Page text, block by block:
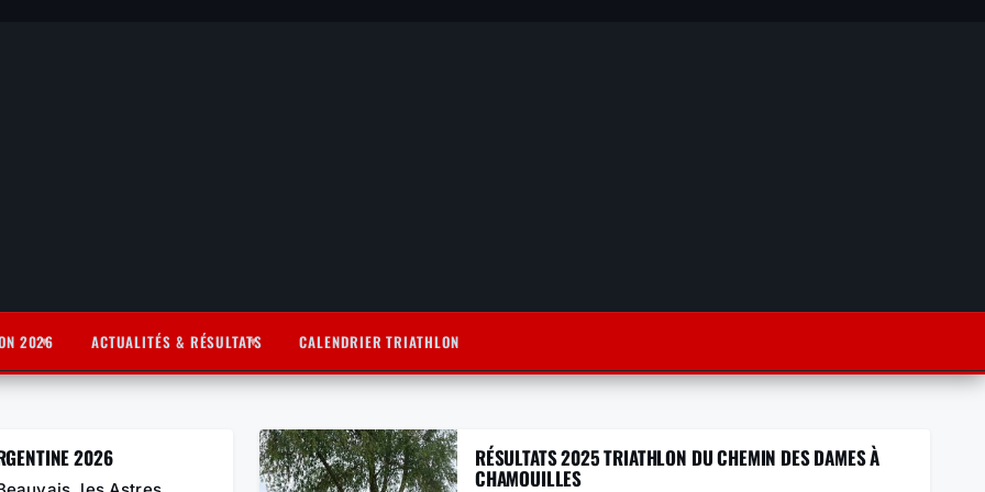
2026 ACTUALITÉS & RÉSULTATS CALENDRIER TRIATHLON
2026 RÉSULTATS 2025 TRIATHLON DU CHEMIN DES DAMES À
CHAMOUILLES